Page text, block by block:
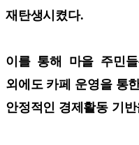
재탄생시켰다.
이를 통해 마을 주민
외에도 카페 운영을 통
안정적인 경제활동 기